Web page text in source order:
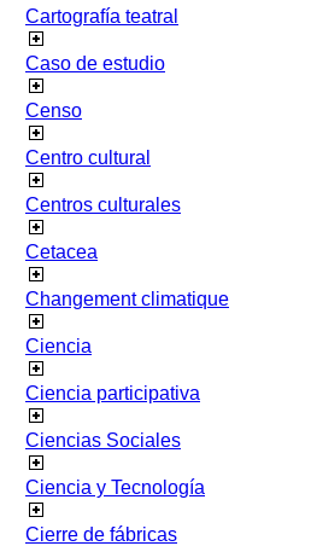
Cartografía teatral
Caso de estudio
Censo
Centro cultural
Centros culturales
Cetacea
Changement climatique
Ciencia
Ciencia participativa
Ciencias Sociales
Ciencia y Tecnología
Cierre de fábricas